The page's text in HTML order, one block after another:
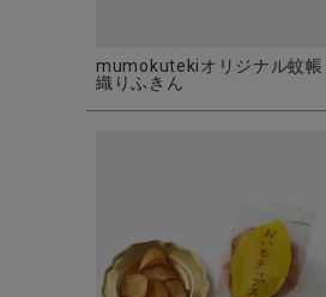
mumokutekiオリジナル蚊帳
織りふきん